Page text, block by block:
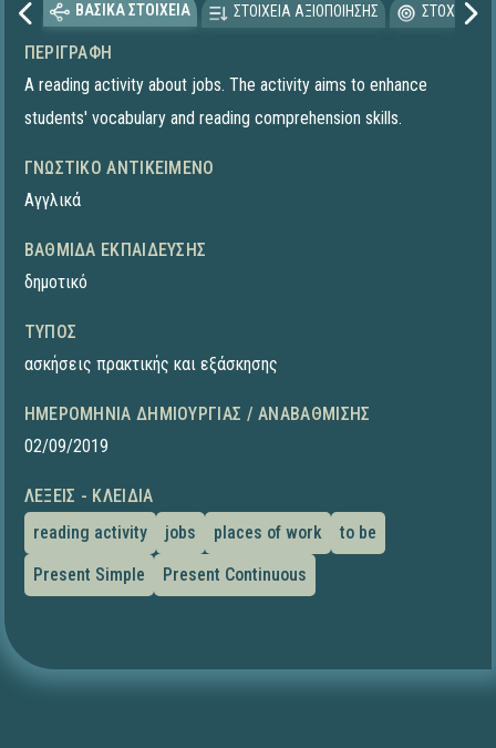
ΒΑΣΙΚΑ ΣΤΟΙΧΕΙΑ ΣΤΟΙΧΕΙΑ ΑΞΙΟΠΟΙΗΣΗΣ
ΠΕΡΙΓΡΑΦΉ
A reading activity about jobs. The activity aims to enhance
students' vocabulary and reading comprehension skills.
ΓΝΩΣΤΙΚΌ ΑΝΤΙΚΕΊΜΕΝΟ
Αγγλικά
ΒΑΘΜΊΔΑ ΕΚΠΑΊΔΕΥΣΗΣ
δημοτικό
ΤΎΠΟΣ
ασκήσεις πρακτικής και εξάσκησης
ΗΜΕΡΟΜΗΝΊΑ ΔΗΜΙΟΥΡΓΊΑΣ / ΑΝΑΒΆΘΜΙΣΗΣ
02/09/2019
ΛΈΞΕΙΣ - ΚΛΕΙΔΙΆ
reading activity
jobs places of work
to be
Present Simple
Present Continuous